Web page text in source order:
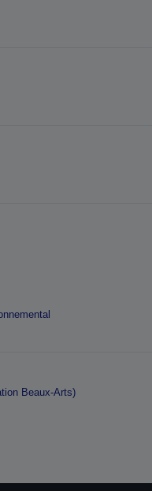
Beaux-Arts)